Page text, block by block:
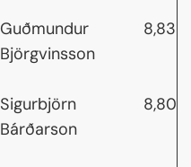
Guðmundur
Björgvinsson
8,83
Sigurbjörn
Bárðarson
8,80